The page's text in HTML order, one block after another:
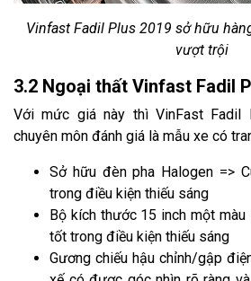
Vinfast Fadil Plus 2019 sở hữu
vượt trội
3.2 Ngoại thất Vinfast Fadil
Với mức giá này thì VinFast
chuyên môn đánh giá là mẫu xe có
Sở hữu đèn pha Halogen =>
trong điều kiện thiếu sáng
Bộ kích thước 15 inch một màu
tốt trong điều kiện thiếu sáng
Gương chiếu hậu chỉnh/gập